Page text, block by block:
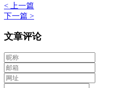
< 上一篇
下一篇 >
文章评论